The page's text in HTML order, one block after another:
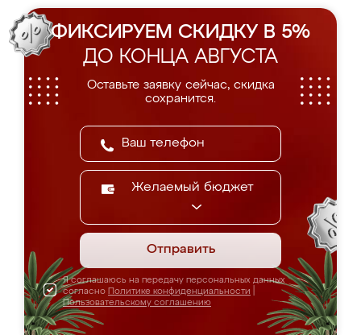
ФИКСИРУЕМ СКИДКУ В 5%
ДО КОНЦА АВГУСТА
Оставьте заявку сейчас, скидка
сохранится.
Желаемый бюджет
Отправить
Я соглашаюсь на передачу персональных данных
согласно Политике конфиденциальности
Пользовательскому соглашению